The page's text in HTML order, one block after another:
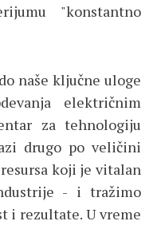
"konstantno
naše ključne uloge
električnim
za tehnologiju
drugo po veličini
koji je vitalan
- i tražimo
i rezultate. U vreme